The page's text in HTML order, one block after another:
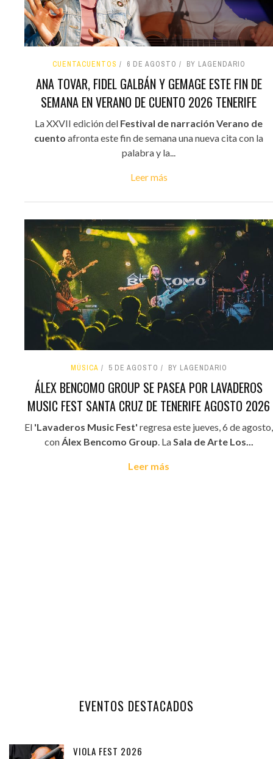
CUENTACUENTOS 6 DE AGOSTO BY LAGENDARIO
ANA TOVAR, FIDEL GALBÁN Y GEMAGE ESTE FIN DE
SEMANA EN VERANO DE CUENTO 2026 TENERIFE
La XXVII edición del Festival de narración Verano de
cuento afronta este fin de semana una nueva cita con la
palabra y la...
Leer más
MÚSICA 5 DE AGOSTO BY LAGENDARIO
ÁLEX BENCOMO GROUP SE PASEA POR LAVADEROS
MUSIC FEST SANTA CRUZ DE TENERIFE AGOSTO 2026
El 'Lavaderos Music Fest' regresa este jueves, 6 de agosto,
conÁlex Bencomo Group. LaSala de Arte Los...
Leer más
EVENTOS DESTACADOS
VIOLA FEST 2026